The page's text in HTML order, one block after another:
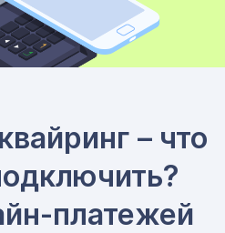
– что
платежей